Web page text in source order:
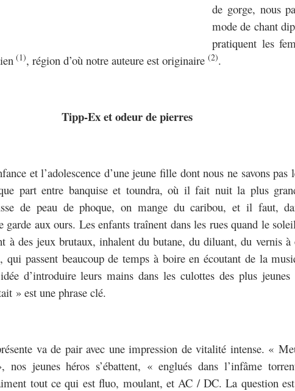
de gorge, nous
mode de chant
pratiquent les
(1), région d’où notre auteure est originaire (2).
Tipp-Ex et odeur de pierres
et l’adolescence d’une jeune fille dont nous ne savons pas
part entre banquise et toundra, où il fait nuit la plus
de peau de phoque, on mange du caribou, et il faut,
garde aux ours. Les enfants traînent dans les rues quand le
à des jeux brutaux, inhalent du butane, du diluant, du vernis à
passent beaucoup de temps à boire en écoutant de la
d’introduire leurs mains dans les culottes des plus
» est une phrase clé.
va de pair avec une impression de vitalité intense. «
nos jeunes héros s’ébattent, « englués dans l’infâme
tout ce qui est fluo, moulant, et AC / DC. La question